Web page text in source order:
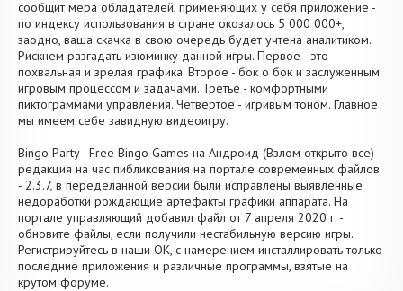
сообщит мера обладателей, применяющих у себя приложение -
по индексу использования в стране окозалось 5 000 000+,
заодно, ваша скачка в свою очередь будет учтена аналитиком.
Рискнем разгадать изюминку данной игры. Первое - это
похвальная и зрелая графика. Второе - бок о бок и заслуженным
игровым процессом и задачами. Третье - комфортными
пиктограммами управления. Четвертое - игривым тоном. Главное
мы имеем себе завидную видеоигру.
Bingo Party - Free Bingo Games на Андроид (Взлом открыто все) -
редакция на час пибликования на портале современных файлов
- 2.3.7, в переделанной версии были исправлены выявленные
недоработки рождающие артефакты графики аппарата. На
портале управляющий добавил файл от 7 апреля 2020 г. -
обновите файлы, если получили нестабильную версию игры.
Регистрируйтесь в наши OK, с намерением инсталлировать только
последние приложения и различные программы, взятые на
крутом форуме.